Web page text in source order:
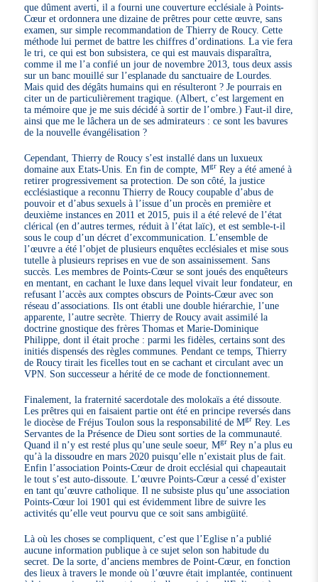
que dûment averti, il a fourni une couverture ecclésiale à Points-
Cœur et ordonnera une dizaine de prêtres pour cette œuvre, sans
examen, sur simple recommandation de Thierry de Roucy. Cette
méthode lui permet de battre les chiffres d’ordinations. La vie fera
le tri, ce qui est bon subsistera, ce qui est mauvais disparaîtra,
comme il me l’a confié un jour de novembre 2013, tous deux assis
sur un banc mouillé sur l’esplanade du sanctuaire de Lourdes.
Mais quid des dégâts humains qui en résulteront ? Je pourrais en
citer un de particulièrement tragique. (Albert, c’est largement en
ta mémoire que je me suis décidé à sortir de l’ombre.) Faut-il dire,
ainsi que me le lâchera un de ses admirateurs : ce sont les bavures
de la nouvelle évangélisation ?
Cependant, Thierry de Roucy s’est installé dans un luxueux
domaine aux Etats-Unis. En fin de compte, Mgr Rey a été amené à
retirer progressivement sa protection. De son côté, la justice
ecclésiastique a reconnu Thierry de Roucy coupable d’abus de
pouvoir et d’abus sexuels à l’issue d’un procès en première et
deuxième instances en 2011 et 2015, puis il a été relevé de l’état
clérical (en d’autres termes, réduit à l’état laïc), et est semble-t-il
sous le coup d’un décret d’excommunication. L’ensemble de
l’œuvre a été l’objet de plusieurs enquêtes ecclésiales et mise sous
tutelle à plusieurs reprises en vue de son assainissement. Sans
succès. Les membres de Points-Cœur se sont joués des enquêteurs
en mentant, en cachant le luxe dans lequel vivait leur fondateur, en
refusant l’accès aux comptes obscurs de Points-Cœur avec son
réseau d’associations. Ils ont établi une double hiérarchie, l’une
apparente, l’autre secrète. Thierry de Roucy avait assimilé la
doctrine gnostique des frères Thomas et Marie-Dominique
Philippe, dont il était proche : parmi les fidèles, certains sont des
initiés dispensés des règles communes. Pendant ce temps, Thierry
de Roucy tirait les ficelles tout en se cachant et circulant avec un
VPN. Son successeur a hérité de ce mode de fonctionnement.
Finalement, la fraternité sacerdotale des molokaïs a été dissoute.
Les prêtres qui en faisaient partie ont été en principe reversés dans
le diocèse de Fréjus Toulon sous la responsabilité de Mgr Rey. Les
Servantes de la Présence de Dieu sont sorties de la communauté.
Quand il n’y est resté plus qu’une seule soeur, Mgr Rey n’a plus eu
qu’à la dissoudre en mars 2020 puisqu’elle n’existait plus de fait.
Enfin l’association Points-Cœur de droit ecclésial qui chapeautait
le tout s’est auto-dissoute. L’œuvre Points-Cœur a cessé d’exister
en tant qu’œuvre catholique. Il ne subsiste plus qu’une association
Points-Cœur loi 1901 qui est évidemment libre de suivre les
activités qu’elle veut pourvu que ce soit sans ambigüité.
Là où les choses se compliquent, c’est que l’Eglise n’a publié
aucune information publique à ce sujet selon son habitude du
secret. De la sorte, d’anciens membres de Point-Cœur, en fonction
des lieux à travers le monde où l’œuvre était implantée, continuent